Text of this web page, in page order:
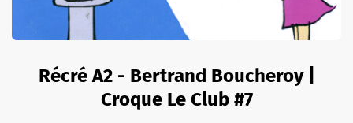
Récré A2 - Bertrand Boucheroy |
Croque Le Club #7